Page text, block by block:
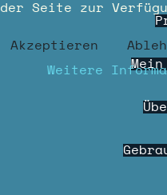
der Seite zur
Akzeptieren
Weitere